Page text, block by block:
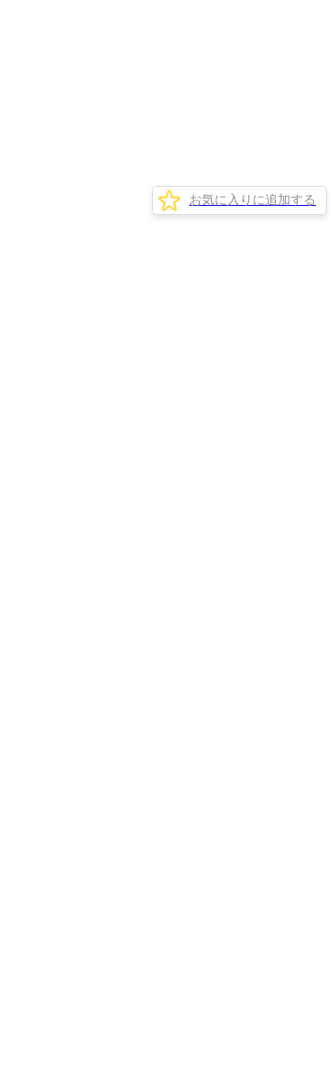
お気に入りに追加する